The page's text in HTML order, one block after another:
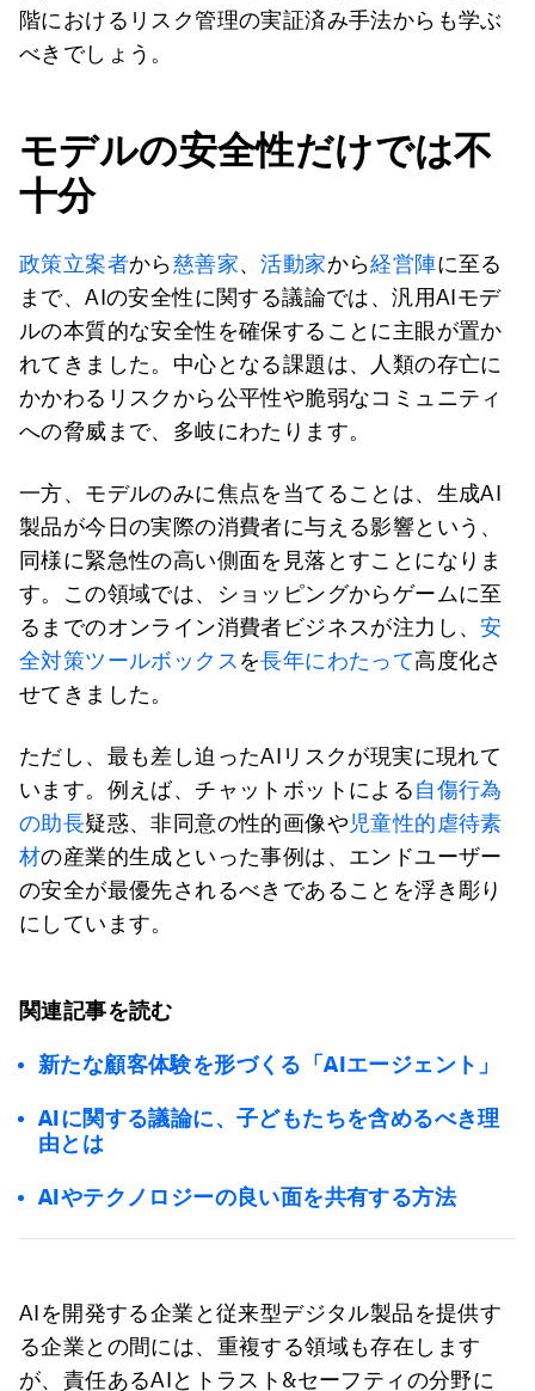
階におけるリスク管理の実証済み手法からも学ぶ
べきでしょう。
モデルの安全性だけでは不
十分
政策立案者から慈善家、活動家から経営陣に至る
まで、AIの安全性に関する議論では、汎用AIモデ
ルの本質的な安全性を確保することに主眼が置か
れてきました。中心となる課題は、人類の存亡に
かかわるリスクから公平性や脆弱なコミュニティ
への脅威まで、多岐にわたります。
一方、モデルのみに焦点を当てることは、生成AI
製品が今日の実際の消費者に与える影響という、
同様に緊急性の高い側面を見落とすことになりま
す。この領域では、ショッピングからゲームに至
るまでのオンライン消費者ビジネスが注力し、安
全対策ツールボックス を長年にわたって高度化さ
せてきました。
ただし、最も差し迫ったAIリスクが現実に現れて
います。例えば、チャットボットによる自傷行為
の助長疑惑、非同意の性的画像や児童性的虐待素
材の産業的生成といった事例は、エンドユーザー
の安全が最優先されるべきであることを浮き彫り
にしています。
関連記事を読む
新たな顧客体験を形づくる「AIエージェント」
AIに関する議論に、子どもたちを含めるべき理
由とは
AIやテクノロジーの良い面を共有する方法
AIを開発する企業と従来型デジタル製品を提供す
る企業との間には、重複する領域も存在します
が、責任あるAIとトラスト&セーフティの分野に